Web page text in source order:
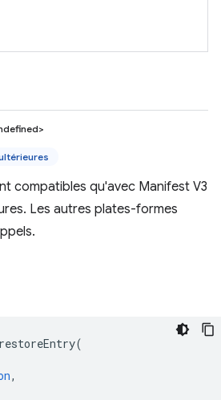
compatibles qu'avec Manifest V3
Les autres plates-formes
restoreEntry(
,